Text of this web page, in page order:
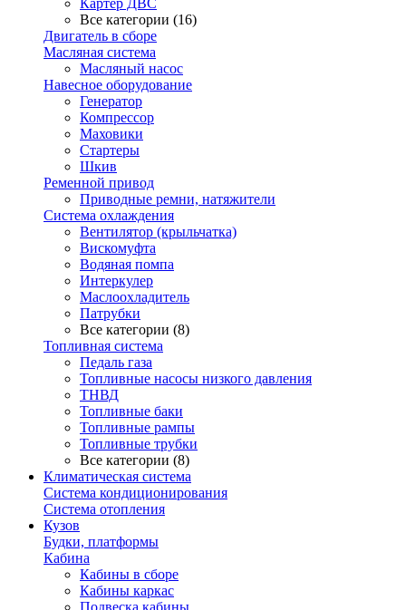
Картер ДВС
Все категории (16)
Двигатель в сборе
Масляная система
Масляный насос
Навесное оборудование
Генератор
Компрессор
Маховики
Стартеры
Шкив
Ременной привод
Приводные ремни, натяжители
Система охлаждения
Вентилятор (крыльчатка)
Вискомуфта
Водяная помпа
Интеркулер
Маслоохладитель
Патрубки
Все категории (8)
Топливная система
Педаль газа
Топливные насосы низкого давления
ТНВД
Топливные баки
Топливные рампы
Топливные трубки
Все категории (8)
Климатическая система
Система кондиционирования
Система отопления
Кузов
Будки, платформы
Кабина
Кабины в сборе
Кабины каркас
Подвеска кабины